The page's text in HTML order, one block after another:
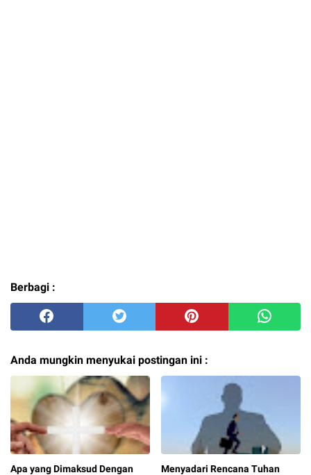
Berbagi :
Anda mungkin menyukai postingan ini :
Apa yang Dimaksud Dengan
Menyadari Rencana Tuhan